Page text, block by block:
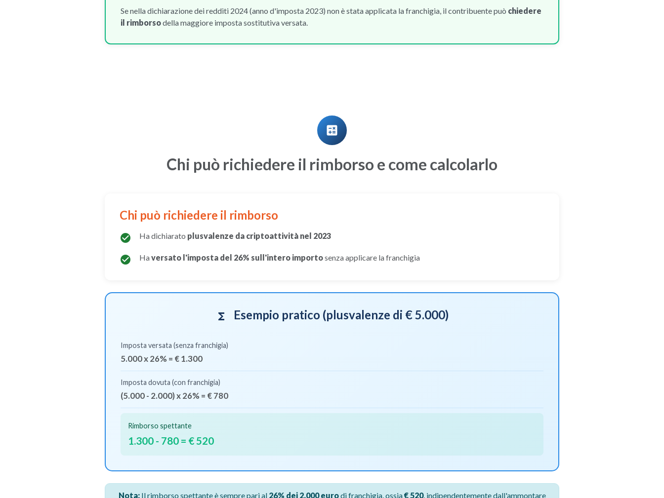
Se nella dichiarazione dei redditi 2024 (anno d'imposta 2023) non è stata applicata la franchigia, il contribuente può chiedere
il rimborsodella maggiore imposta sostitutiva versata.
calculate
Chi può richiedere il rimborso e come calcolarlo
Chi può richiedere il rimborso
check_circle Ha dichiarato plusvalenze da criptoattività nel 2023
check_circle Haversato l'imposta del 26% sull'intero importosenza applicare la franchigia
functions Esempio pratico (plusvalenze di € 5.000)
Imposta versata (senza franchigia)
5.000 x 26% = € 1.300
Imposta dovuta (con franchigia)
(5.000 - 2.000) x 26% = € 780
Rimborso spettante
1.300 - 780 = € 520
Nota:Il rimborso spettante è sempre pari al 26% dei 2.000 eurodi franchigia, ossia€ 520, indipendentemente dall'ammontare